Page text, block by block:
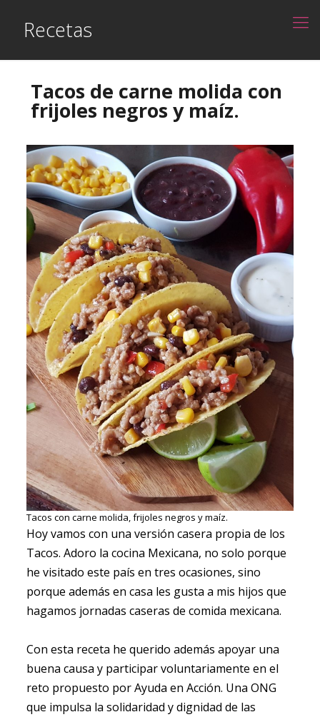
Recetas
Tacos de carne molida con
frijoles negros y maíz.
Tacos con carne molida, frijoles negros y maíz.
Hoy vamos con una versión casera propia de los
Tacos. Adoro la cocina Mexicana, no solo porque
he visitado este país en tres ocasiones, sino
porque además en casa les gusta a mis hijos que
hagamos jornadas caseras de comida mexicana.
Con esta receta he querido además apoyar una
buena causa y participar voluntariamente en el
reto propuesto por Ayuda en Acción. Una ONG
que impulsa la solidaridad y dignidad de las